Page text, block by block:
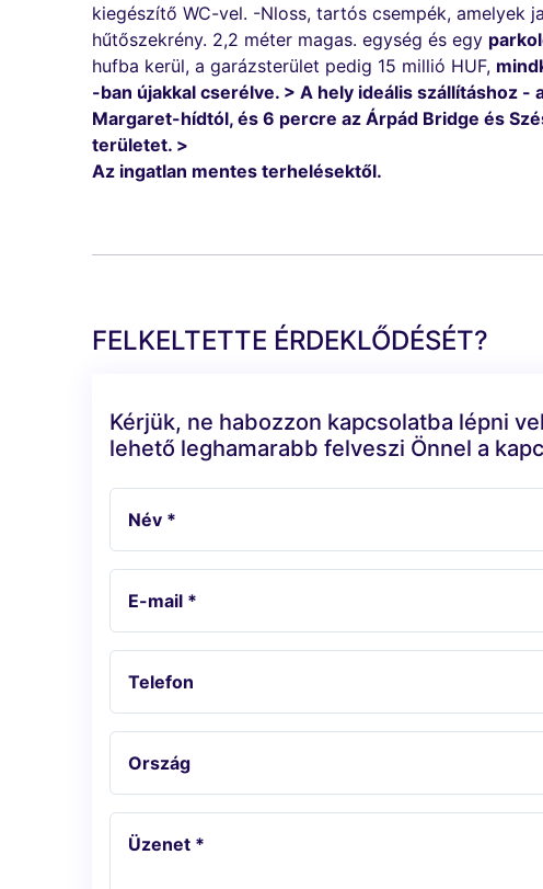
kiegészítő WC-vel. -Nloss, tartós csempék, amelyek
hűtőszekrény. 2,2 méter magas. egység és egy
hufba kerül, a garázsterület pedig 15 millió HUF,
-ban újakkal cserélve. > A hely ideális szállításhoz
Margaret-hídtól, és 6 percre az Árpád Bridge és
területet. >
Az ingatlan mentes terhelésektől.
FELKELTETTE ÉRDEKLŐDÉSÉT?
Kérjük, ne habozzon kapcsolatba lépni
lehető leghamarabb felveszi Önnel a
Név *
E-mail *
Telefon
Ország
Üzenet *